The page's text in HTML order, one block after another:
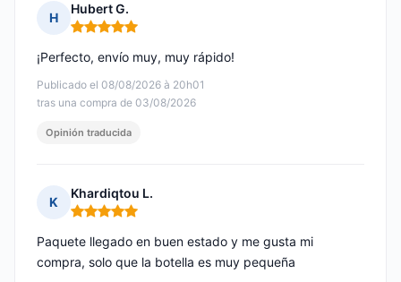
H
Hubert G.
Nota: 5 de 5
Publicado el 08/08/2026 à 20h01
tras una compra de 03/08/2026
¡Perfecto, envío muy, muy rápido!
Opinión traducida
K
Khardiqtou L.
Nota: 5 de 5
Paquete llegado en buen estado y me gusta mi
compra, solo que la botella es muy pequeña